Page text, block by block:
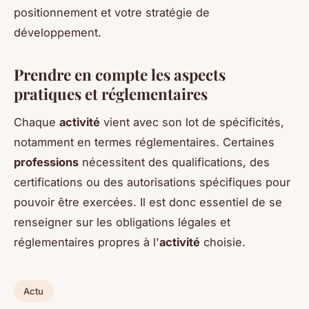
positionnement et votre stratégie de
développement.
Prendre en compte les aspects
pratiques et réglementaires
Chaque activité vient avec son lot de spécificités,
notamment en termes réglementaires. Certaines
professions nécessitent des qualifications, des
certifications ou des autorisations spécifiques pour
pouvoir être exercées. Il est donc essentiel de se
renseigner sur les obligations légales et
réglementaires propres à l'activité choisie.
Actu